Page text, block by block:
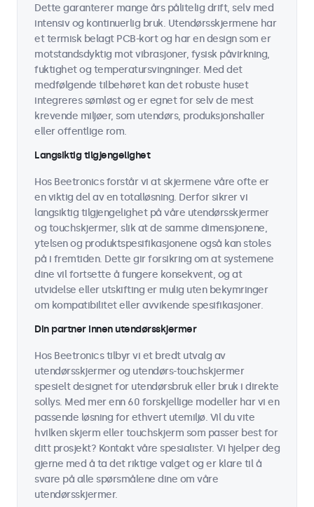
Dette garanterer mange års pålitelig drift, selv med
intensiv og kontinuerlig bruk. Utendørsskjermene har
et termisk belagt PCB-kort og har en design som er
motstandsdyktig mot vibrasjoner, fysisk påvirkning,
fuktighet og temperatursvingninger. Med det
medfølgende tilbehøret kan det robuste huset
integreres sømløst og er egnet for selv de mest
krevende miljøer, som utendørs, produksjonshaller
eller offentlige rom.
Langsiktig tilgjengelighet
Hos Beetronics forstår vi at skjermene våre ofte er
en viktig del av en totalløsning. Derfor sikrer vi
langsiktig tilgjengelighet på våre utendørsskjermer
og touchskjermer, slik at de samme dimensjonene,
ytelsen og produktspesifikasjonene også kan stoles
på i fremtiden. Dette gir forsikring om at systemene
dine vil fortsette å fungere konsekvent, og at
utvidelse eller utskifting er mulig uten bekymringer
om kompatibilitet eller avvikende spesifikasjoner.
Din partner innen utendørsskjermer
Hos Beetronics tilbyr vi et bredt utvalg av
utendørsskjermer og utendørs-touchskjermer
spesielt designet for utendørsbruk eller bruk i direkte
sollys. Med mer enn 60 forskjellige modeller har vi en
passende løsning for ethvert utemiljø. Vil du vite
hvilken skjerm eller touchskjerm som passer best for
ditt prosjekt? Kontakt våre spesialister. Vi hjelper deg
gjerne med å ta det riktige valget og er klare til å
svare på alle spørsmålene dine om våre
utendørsskjermer.